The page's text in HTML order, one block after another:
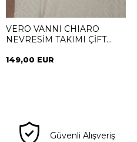
VERO VANNI CHIARO
NEVRESİM TAKIMI ÇİFT
149,00 EUR
Güvenli Alışveriş